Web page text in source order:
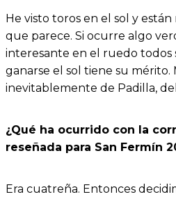
He visto toros en el sol y
que parece. Si ocurre algo
interesante en el ruedo todos
ganarse el sol tiene su mérito.
inevitablemente de Padilla,
¿Qué ha ocurrido con la
reseñada para San Fermín
Era cuatreña. Entonces